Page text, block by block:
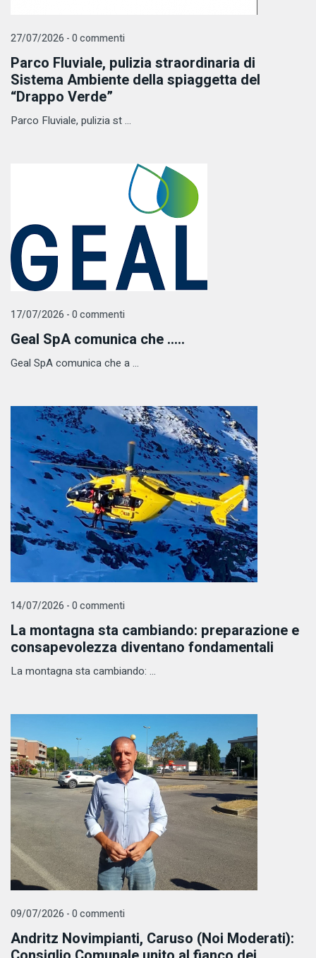
27/07/2026 - 0 commenti
Parco Fluviale, pulizia straordinaria di
Sistema Ambiente della spiaggetta del
“Drappo Verde”
Parco Fluviale, pulizia st ...
17/07/2026 - 0 commenti
Geal SpA comunica che .....
Geal SpA comunica che a ...
14/07/2026 - 0 commenti
La montagna sta cambiando: preparazione e
consapevolezza diventano fondamentali
La montagna sta cambiando: ...
09/07/2026 - 0 commenti
Andritz Novimpianti, Caruso (Noi Moderati):